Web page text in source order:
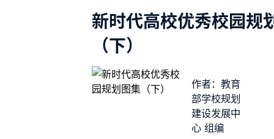
新时代高校优秀校园规
（下）
作者：教育
部学校规划
建设发展中
心 组编